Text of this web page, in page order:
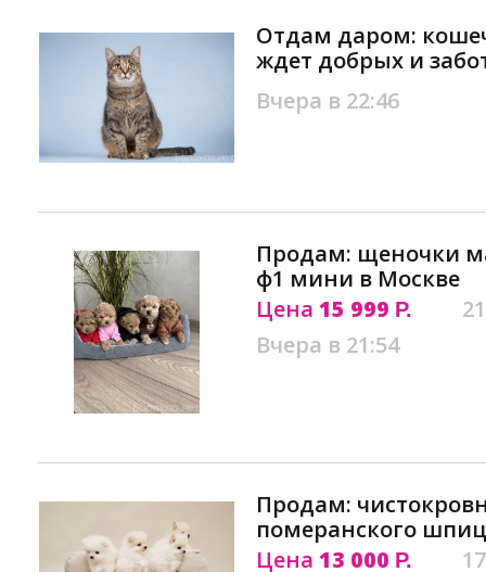
Отдам даром:
ждет добрых и
Вчера в 22:46
Продам: щеночки
ф1 мини в Москве
Цена 15 999 Р.
Вчера в 21:54
Продам:
померанского
Цена 13 000 Р.